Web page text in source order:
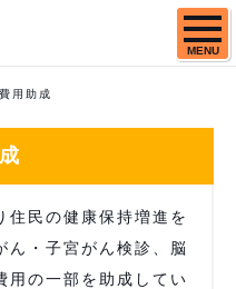
MENU
用助成
住民の健康保持増進を
ん・子宮がん検診、脳
用の一部を助成してい